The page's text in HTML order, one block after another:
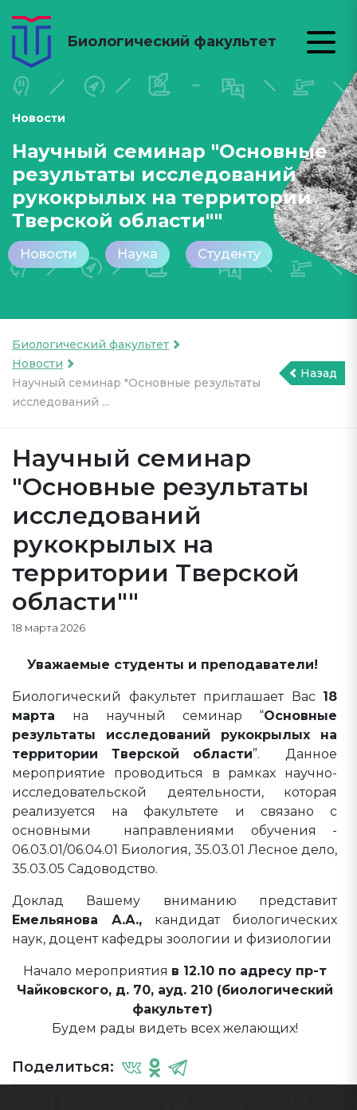
Биологический факультет
Новости
Научный семинар "Основные
результаты исследований
рукокрылых на территории
Тверской области""
Новости Наука Студенту
Биологический факультет
Новости
Научный семинар "Основные результаты
исследований ...
Назад
Научный семинар
"Основные результаты
исследований
рукокрылых на
территории Тверской
области""
18 марта 2026
Уважаемые студенты и преподаватели!
Биологический факультет приглашает Вас 18
марта на научный семинар “Основные
результаты исследований рукокрылых на
территории Тверской области”. Данное
мероприятие проводиться в рамках научно-
исследовательской деятельности, которая
реализуется на факультете и связано с
основными направлениями обучения -
06.03.01/06.04.01 Биология, 35.03.01 Лесное дело,
35.03.05 Садоводство.
Доклад Вашему вниманию представит
Емельянова А.А., кандидат биологических
наук, доцент кафедры зоологии и физиологии
Начало мероприятия в 12.10 по адресу пр-т
Чайковского, д. 70, ауд. 210 (биологический
факультет)
Будем рады видеть всех желающих!
Поделиться: